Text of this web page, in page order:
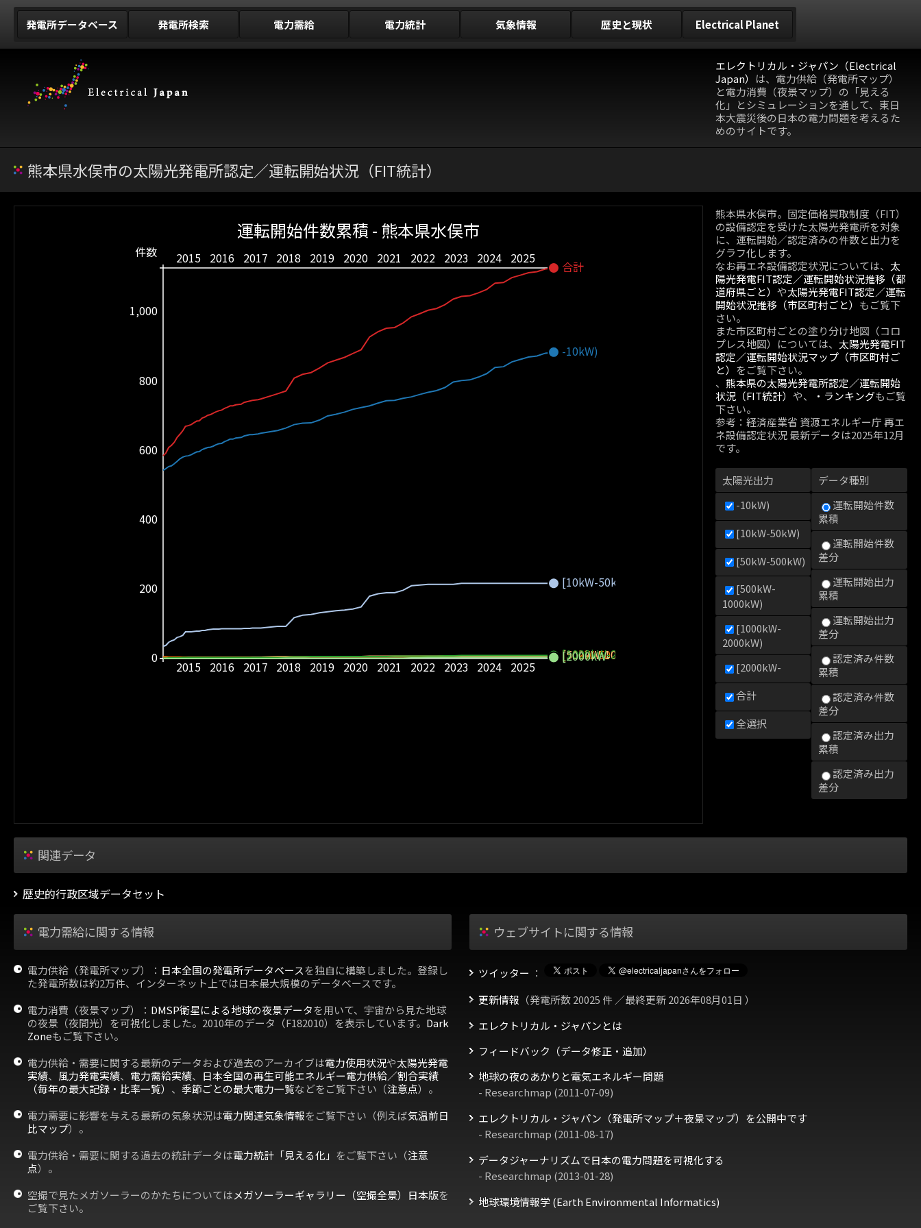
発電所データベース 発電所検索 電力需給 電力統計 気象情報 歴史と現状 Electrical Planet
エレクトリカル・ジャパン（Electrical
Japan） は、電力供給（発電所マップ）
と電力消費（夜景マップ）の「見える
化」とシミュレーションを通して、東日
本大震災後の日本の電力問題を考えるた
めのサイトです。
熊本県水俣市の太陽光発電所認定／運転開始状況（FIT統計）
2015 2016 2017 2018 2019 2020 2021 2022 2023 2024 2025
2015 2016 2017 2018 2019 2020 2021 2022 2023 2024 2025
0
200
400
600
800
1,000
件数
運転開始件数累積 - 熊本県水俣市
-10kW)
[10kW-50kW)
[50kW-500kW)
[500kW-1000kW)
[1000kW-2000kW)
[2000kW-
合計
熊本県水俣市。固定価格買取制度（FIT）
の設備認定を受けた太陽光発電所を対象
に、運転開始／認定済みの件数と出力を
グラフ化します。
なお再エネ設備認定状況については、 太
陽光発電FIT認定／運転開始状況推移（都
道府県ごと） や太陽光発電FIT認定／運転
開始状況推移（市区町村ごと） もご覧下
さい。
また市区町村ごとの塗り分け地図（コロ
プレス地図）については、 太陽光発電FIT
認定／運転開始状況マップ（市区町村ご
と） をご覧下さい。
、 熊本県の太陽光発電所認定／運転開始
状況（FIT統計） や、 ・ランキングもご覧
下さい。
参考：経済産業省 資源エネルギー庁 再エ
ネ設備認定状況 最新データは2025年12月
です。
太陽光出力
-10kW)
[10kW-50kW)
[50kW-500kW)
[500kW-
1000kW)
[1000kW-
2000kW)
[2000kW-
合計
全選択
データ種別
運転開始件数
累積
運転開始件数
差分
運転開始出力
累積
運転開始出力
差分
認定済み件数
累積
認定済み件数
差分
認定済み出力
累積
認定済み出力
差分
関連データ
歴史的行政区域データセット
電力需給に関する情報
電力供給（発電所マップ）： 日本全国の発電所データベースを独自に構築しました。登録し
た発電所数は約2万件、インターネット上では日本最大規模のデータベースです。
電力消費（夜景マップ）： DMSP衛星による地球の夜景データを用いて、宇宙から見た地球
の夜景（夜間光）を可視化しました。2010年のデータ（F182010）を表示しています。 Dark
Zoneもご覧下さい。
電力供給・需要に関する最新のデータおよび過去のアーカイブは電力使用状況や太陽光発電
実績、 風力発電実績、 電力需給実績、 日本全国の再生可能エネルギー電力供給／割合実績
（毎年の最大記録・比率一覧） 、 季節ごとの最大電力一覧などをご覧下さい（注意点）。
電力需要に影響を与える最新の気象状況は電力関連気象情報をご覧下さい（例えば気温前日
比マップ）。
電力供給・需要に関する過去の統計データは電力統計「見える化」 をご覧下さい（注意
点）。
空撮で見たメガソーラーのかたちについてはメガソーラーギャラリー（空撮全景）日本版を
ご覧下さい。
ウェブサイトに関する情報
ツイッター ：
更新情報 （発電所数 20025 件 ／最終更新 2026年08月01日 ）
エレクトリカル・ジャパンとは
フィードバック（データ修正・追加）
地球の夜のあかりと電気エネルギー問題
- Researchmap (2011-07-09)
エレクトリカル・ジャパン（発電所マップ＋夜景マップ）を公開中です
- Researchmap (2011-08-17)
データジャーナリズムで日本の電力問題を可視化する
- Researchmap (2013-01-28)
地球環境情報学 (Earth Environmental Informatics)